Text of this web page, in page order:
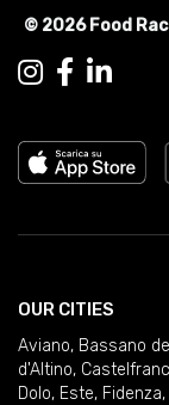
© 2026 Food
OUR CITIES
Aviano, Bassano
d'Altino,
Dolo, Este, Fidenza,